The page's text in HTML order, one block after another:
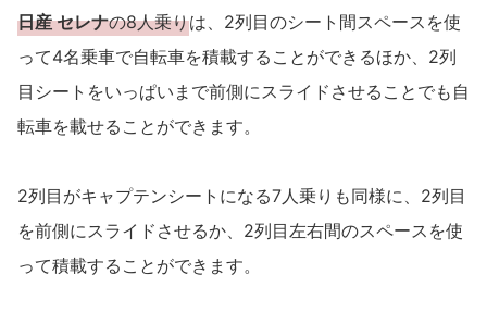
日産 セレナの8人乗りは、2列目のシート間スペースを使
って4名乗車で自転車を積載することができるほか、2列
目シートをいっぱいまで前側にスライドさせることでも自
転車を載せることができます。
2列目がキャプテンシートになる7人乗りも同様に、2列目
を前側にスライドさせるか、2列目左右間のスペースを使
って積載することができます。